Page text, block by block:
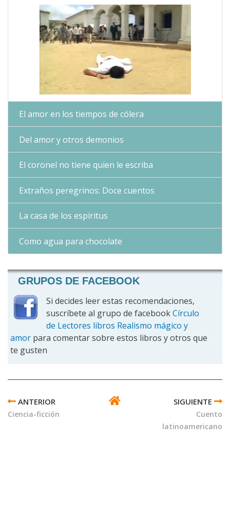
El amor en los tiempos de cólera
Del amor y otros demonios
El coronel no tiene quien le escriba
Extraños peregrinos: Doce cuentos
La casa de los espíritus
Como agua para chocolate
GRUPOS DE FACEBOOK
Si decides leer estas recomendaciones,
suscríbete al grupo de facebookCírculo
de Lectores libros Realismo mágico y
amor para comentar sobre estos libros y otros que
te gusten
TRANSVERSALES
DE
Ciencia-ficción
Cuento
latinoamericano